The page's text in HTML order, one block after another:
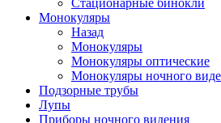
Стационарные бинокли
Монокуляры
Назад
Монокуляры
Монокуляры оптические
Монокуляры ночного
Подзорные трубы
Лупы
Приборы ночного видения